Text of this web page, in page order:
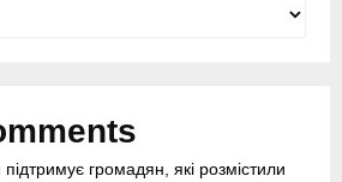
підтримує громадян, які розмістили